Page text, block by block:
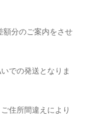
額分のご案内をさせ
での発送となりま
住所間違えにより